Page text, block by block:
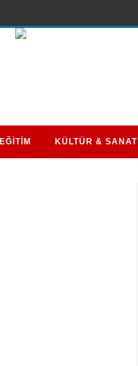
EĞİTİM KÜLTÜR & SANAT